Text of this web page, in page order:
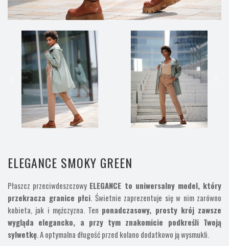
ELEGANCE SMOKY GREEN
Płaszcz przeciwdeszczowy ELEGANCE to uniwersalny model, który
przekracza granice płci. Świetnie zaprezentuje się w nim zarówno
kobieta, jak i mężczyzna. Ten ponadczasowy, prosty krój zawsze
wygląda elegancko, a przy tym znakomicie podkreśli Twoją
sylwetkę. A optymalna długość przed kolano dodatkowo ją wysmukli.